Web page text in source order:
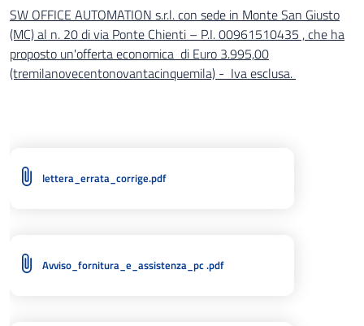
SW OFFICE AUTOMATION s.r.l. con sede in Monte San Giusto
(MC) al n. 20 di via Ponte Chienti – P.I. 00961510435 , che ha
proposto un'offerta economica di Euro 3.995,00
(tremilanovecentonovantacinquemila) - Iva esclusa.
lettera_errata_corrige.pdf
Avviso_fornitura_e_assistenza_pc .pdf